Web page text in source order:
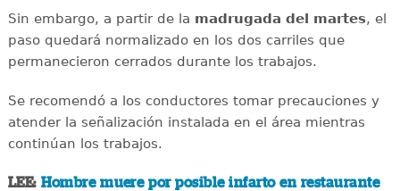
Sin embargo, a partir de la madrugada del martes, el
paso quedará normalizado en los dos carriles que
permanecieron cerrados durante los trabajos.
Se recomendó a los conductores tomar precauciones y
atender la señalización instalada en el área mientras
continúan los trabajos.
LEE: Hombre muere por posible infarto en restaurante